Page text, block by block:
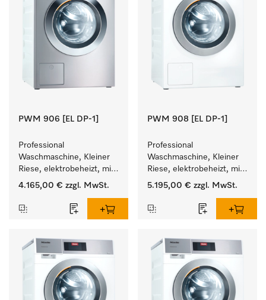
PWM 906 [EL DP-1]
Professional
Waschmaschine, Kleiner
Riese, elektrobeheizt, mit
Ablaufpumpe und
Programmen.
Leistung 6 kg  in 49 min .
4.165,00 € zzgl. MwSt.
PWM 908 [EL DP-1]
Professional
Waschmaschine, Kleiner
Riese, elektrobeheizt, mit
Ablaufpumpe und
Programmen.
Leistung 8 kg  in 49 min .
5.195,00 € zzgl. MwSt.